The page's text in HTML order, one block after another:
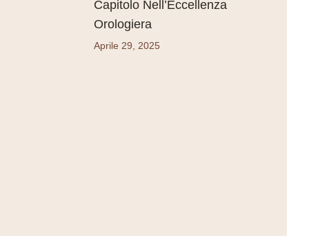
Capitolo Nell’Eccellenza
Orologiera
Aprile 29, 2025